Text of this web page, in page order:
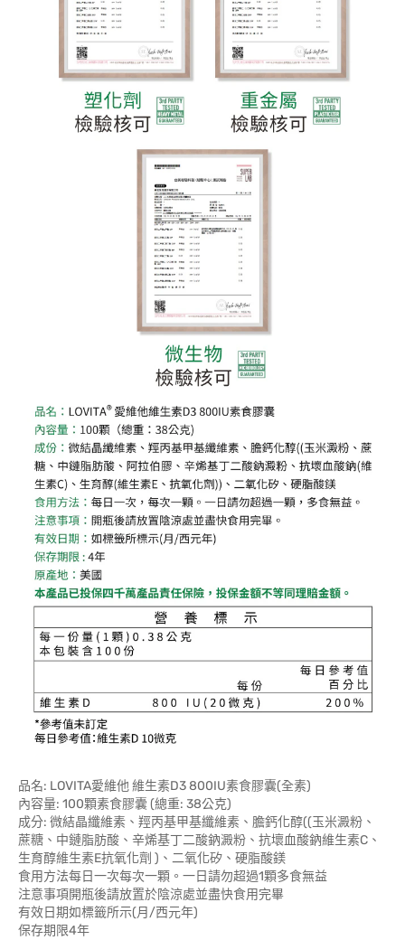
品名: LOVITA愛維他 維生素D3 800IU素食膠囊(全素)
內容量: 100顆素食膠囊 (總重: 38公克)
成分: 微結晶纖維素、羥丙基甲基纖維素、膽鈣化醇((玉米澱粉、
蔗糖、中鏈脂肪酸、辛烯基丁二酸鈉澱粉、抗壞血酸鈉維生素C、
生育醇維生素E抗氧化劑 )、二氧化矽、硬脂酸鎂
食用方法每日一次每次一顆。一日請勿超過1顆多食無益
注意事項開瓶後請放置於陰涼處並盡快食用完畢
有效日期如標籤所示(月/西元年)
保存期限4年